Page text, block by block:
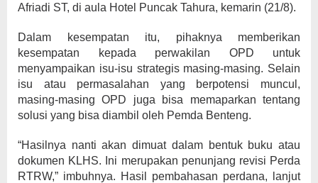
Afriadi ST, di aula Hotel Puncak Tahura, kemarin (21/8).
Dalam kesempatan itu, pihaknya memberikan
kesempatan kepada perwakilan OPD untuk
menyampaikan isu-isu strategis masing-masing. Selain
isu atau permasalahan yang berpotensi muncul,
masing-masing OPD juga bisa memaparkan tentang
solusi yang bisa diambil oleh Pemda Benteng.
“Hasilnya nanti akan dimuat dalam bentuk buku atau
dokumen KLHS. Ini merupakan penunjang revisi Perda
RTRW,” imbuhnya. Hasil pembahasan perdana, lanjut